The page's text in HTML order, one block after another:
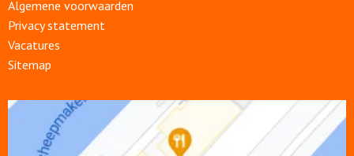
Algemene voorwaarden
Privacy statement
Vacatures
Sitemap
Open